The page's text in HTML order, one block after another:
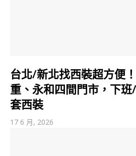
台北/新北找西裝超方便
重、永和四間門市，下
套西裝
17 6 月, 2026